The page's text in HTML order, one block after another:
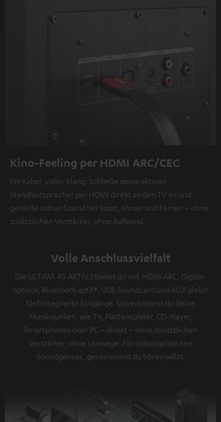
Kino-Feeling per HDMI ARC/CEC
Ein Kabel, voller Klang: Schließe deine aktiven
Standlautsprecher per HDMI direkt an den TV an und
genieße satten Sound bei Sport, Shows und Filmen – ohne
zusätzlichen Verstärker, ohne Aufwand.
Volle Anschlussvielfalt
Die ULTIMA 40 AKTIV 3 bietet dir mit HDMI ARC, Digital-
optisch, Bluetooth aptX®, USB-Soundcard und AUX gleich
fünf integrierte Eingänge. So verbindest du deine
Musikquellen, wie TV, Plattenspieler, CD-Player,
Smartphones oder PC – direkt – ohne zusätzlichen
Verstärker, ohne Umwege. Für unkomplizierten
Soundgenuss, genau womit du hören willst.